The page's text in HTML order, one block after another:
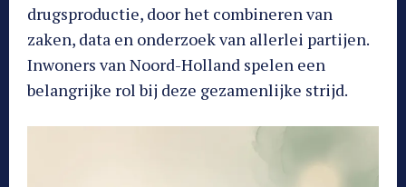
drugsproductie, door het combineren van
zaken, data en onderzoek van allerlei partijen.
Inwoners van Noord-Holland spelen een
belangrijke rol bij deze gezamenlijke strijd.